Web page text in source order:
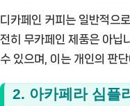
디카페인 커피는 일반적으
전히 무카페인 제품은 아닙
수 있으며, 이는 개인의 판
2. 아카페라 심플